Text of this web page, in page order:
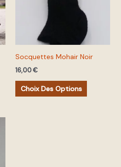
Socquettes Mohair Noir
16,00€
Choix Des Options
Les
options
peuvent
être
sur
la